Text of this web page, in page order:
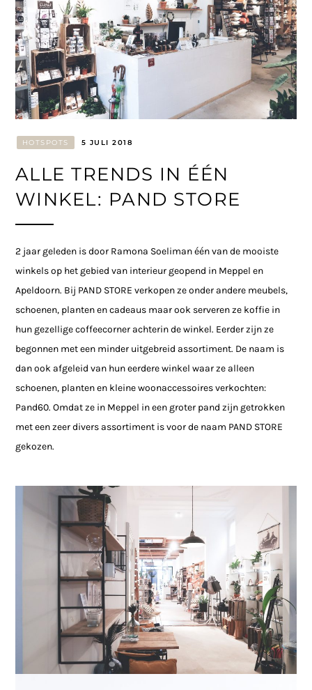
HOTSPOTS 5 JULI 2018
ALLE TRENDS IN ÉÉN
WINKEL: PAND STORE
2 jaar geleden is door Ramona Soeliman één van de mooiste
winkels op het gebied van interieur geopend in Meppel en
Apeldoorn. Bij PAND STORE verkopen ze onder andere meubels,
schoenen, planten en cadeaus maar ook serveren ze koffie in
hun gezellige coffeecorner achterin de winkel. Eerder zijn ze
begonnen met een minder uitgebreid assortiment. De naam is
dan ook afgeleid van hun eerdere winkel waar ze alleen
schoenen, planten en kleine woonaccessoires verkochten:
Pand60. Omdat ze in Meppel in een groter pand zijn getrokken
met een zeer divers assortiment is voor de naam PAND STORE
gekozen.